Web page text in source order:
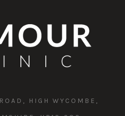
HIGH WYCOMBE,